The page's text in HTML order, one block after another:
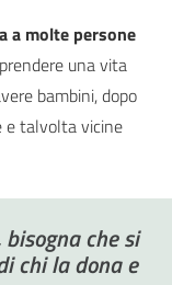
a molte persone
una vita
bambini, dopo
e talvolta vicine
che si
chi la dona e